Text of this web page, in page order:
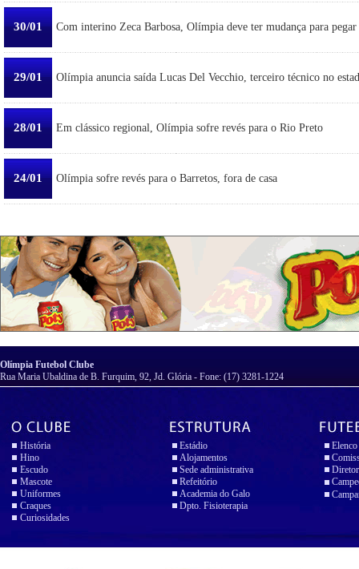
30/01 Com interino Zeca Barbosa, Olímpia deve ter mudança para pegar
29/01 Olímpia anuncia saída Lucas Del Vecchio, terceiro técnico no
28/01 Em clássico regional, Olímpia sofre revés para o Rio Preto
24/01 Olímpia sofre revés para o Barretos, fora de casa
Olímpia Futebol Clube
Rua Maria Ubaldina de B. Furquim, 92, Jd. Glória - Fone: (17) 3281-1224
História
Hino
Escudo
Mascote
Uniformes
Craques
Curiosidades
Estádio
Alojamentos
Sede administrativa
Refeitório
Academia do Galo
Dpto. Fisioterapia
Elenco